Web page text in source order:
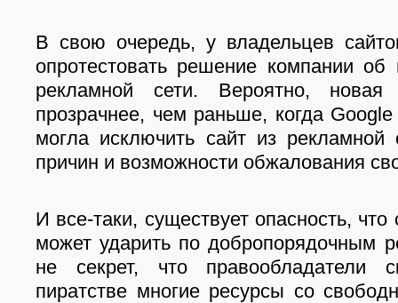
В свою очередь, у владельцев
опротестовать решение компании об
рекламной сети. Вероятно,
прозрачнее, чем раньше, когда
могла исключить сайт из рекламной
причин и возможности обжалования
И все-таки, существует опасность,
может ударить по добропорядочным
не секрет, что правообладатели
пиратстве многие ресурсы со